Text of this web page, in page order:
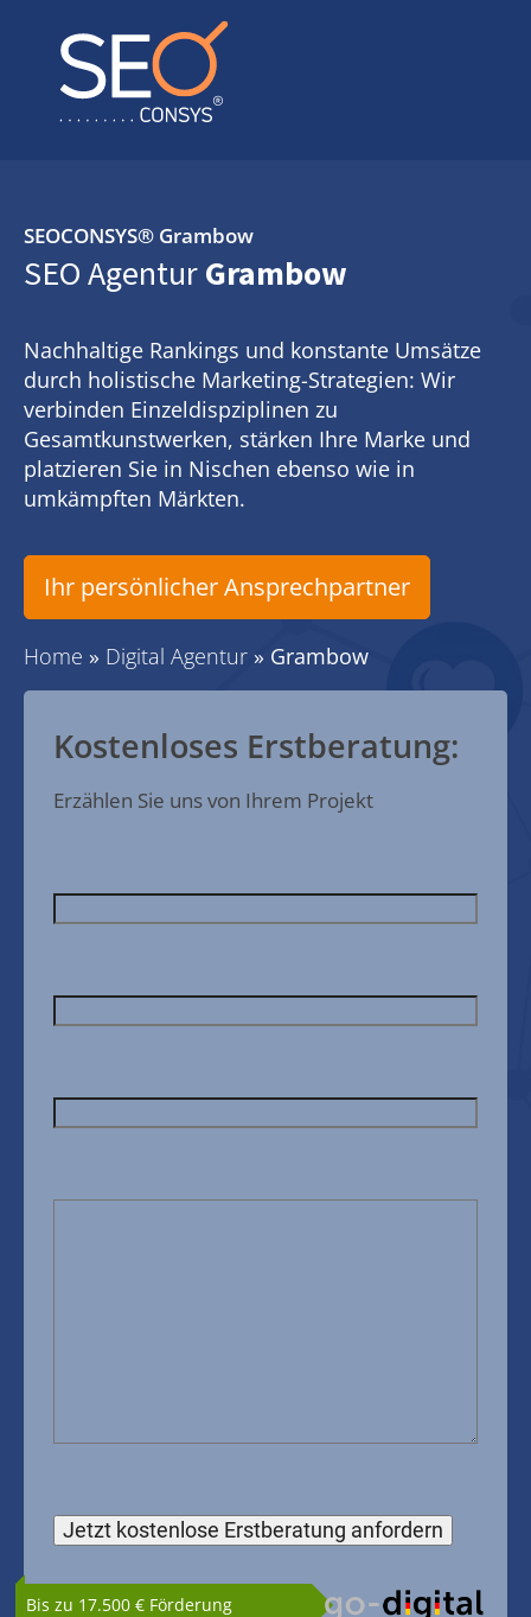
SEOCONSYS® Grambow
SEO AgenturGrambow
Nachhaltige Rankings und konstante Umsätze
durch holistische Marketing-Strategien: Wir
verbinden Einzeldispziplinen zu
Gesamtkunstwerken, stärken Ihre Marke und
platzieren Sie in Nischen ebenso wie in
umkämpften Märkten.
Ihr persönlicher Ansprechpartner
Home » Digital Agentur » Grambow
Kostenloses Erstberatung:
Erzählen Sie uns von Ihrem Projekt
Bis zu 17.500 € Förderung